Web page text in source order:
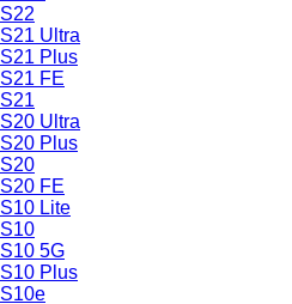
S22
S21 Ultra
S21 Plus
S21 FE
S21
S20 Ultra
S20 Plus
S20
S20 FE
S10 Lite
S10
S10 5G
S10 Plus
S10e